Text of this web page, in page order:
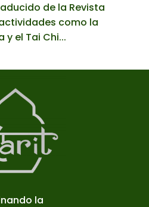
de la Revista
como la
y el Tai Chi...
la